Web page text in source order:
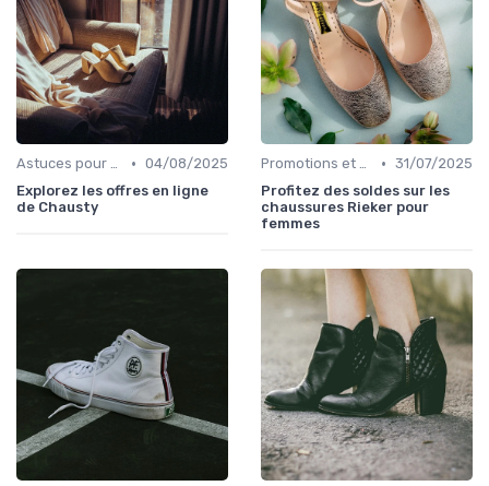
Astuces pour Acheter en Ligne • 04/08/2025
Explorez les offres en ligne
de Chausty
Promotions et Soldes • 31/07/2025
Profitez des soldes sur les
chaussures Rieker pour
femmes